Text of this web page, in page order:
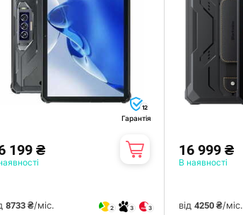
12
Гарантія
199 ₴
8733 ₴/міс. 2 3 3
16 999 ₴
В наявності
від4250 ₴/міс.